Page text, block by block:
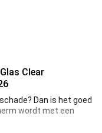
Clear
Dan is het goed
wordt met een